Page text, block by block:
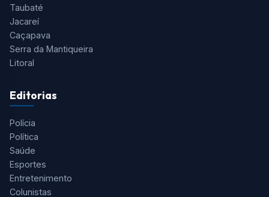
Taubaté
Jacareí
Caçapava
Serra da Mantiqueira
Litoral
Editorias
Polícia
Política
Saúde
Esportes
Entretenimento
Colunistas